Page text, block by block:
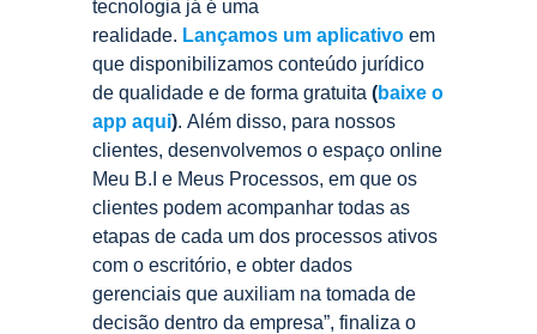
tecnologia já é uma
realidade. Lançamos um aplicativo em
que disponibilizamos conteúdo jurídico
de qualidade e de forma gratuita (baixe o
app aqui). Além disso, para nossos
clientes, desenvolvemos o espaço online
Meu B.I e Meus Processos, em que os
clientes podem acompanhar todas as
etapas de cada um dos processos ativos
com o escritório, e obter dados
gerenciais que auxiliam na tomada de
decisão dentro da empresa”, finaliza o